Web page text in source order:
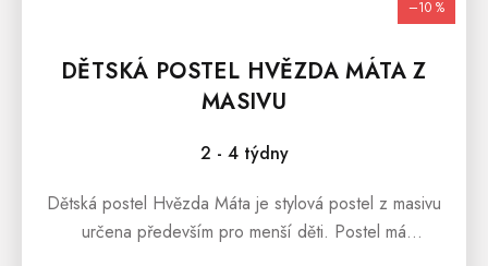
–10 %
DĚTSKÁ POSTEL HVĚZDA MÁTA Z
MASIVU
2 - 4 týdny
Dětská postel Hvězda Máta je stylová postel z masivu
určena především pro menší děti. Postel má